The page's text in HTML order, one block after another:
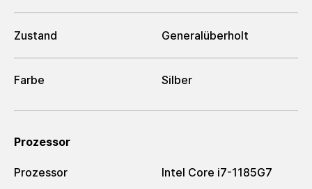
Zustand Generalüberholt
Farbe Silber
Prozessor
Prozessor Intel Core i7-1185G7